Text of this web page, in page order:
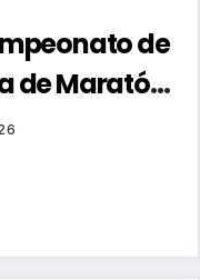
de
de Maratón-
Promoción